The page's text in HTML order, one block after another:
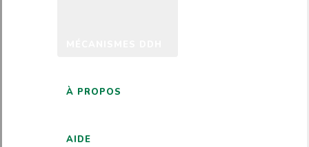
À PROPOS
AIDE